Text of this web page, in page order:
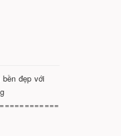
đẹp với